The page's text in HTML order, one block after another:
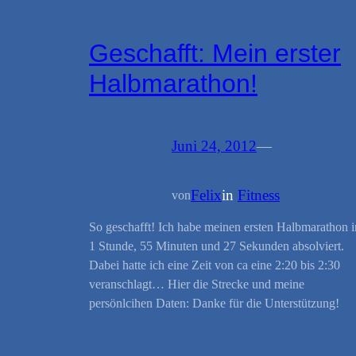
Geschafft: Mein erster
Halbmarathon!
Juni 24, 2012—
vonFelixin Fitness
So geschafft! Ich habe meinen ersten Halbmarathon
1 Stunde, 55 Minuten und 27 Sekunden absolviert.
Dabei hatte ich eine Zeit von ca eine 2:20 bis 2:30
veranschlagt… Hier die Strecke und meine
persönlcihen Daten: Danke für die Unterstützung!